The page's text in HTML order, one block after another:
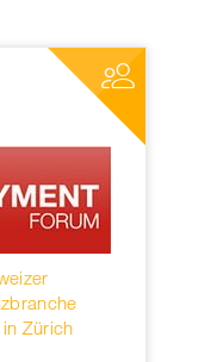
is the global
messaging
in Belgium.